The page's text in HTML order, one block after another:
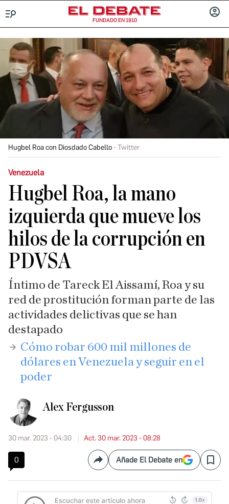
FUNDADO EN 1910
Hugbel Roa con Diosdado Cabello Twitter
Venezuela
Hugbel Roa, la mano
izquierda que mueve los
hilos de la corrupción en
PDVSA
Íntimo de Tareck El Aissamí, Roa y su
red de prostitución forman parte de las
actividades delictivas que se han
destapado
​Cómo robar 600 mil millones de
dólares en Venezuela y seguir en el
poder
Alex Fergusson
30 mar. 2023 - 04:30 Act. 30 mar. 2023 - 08:28
0 CompartirAñade El Debate en Save